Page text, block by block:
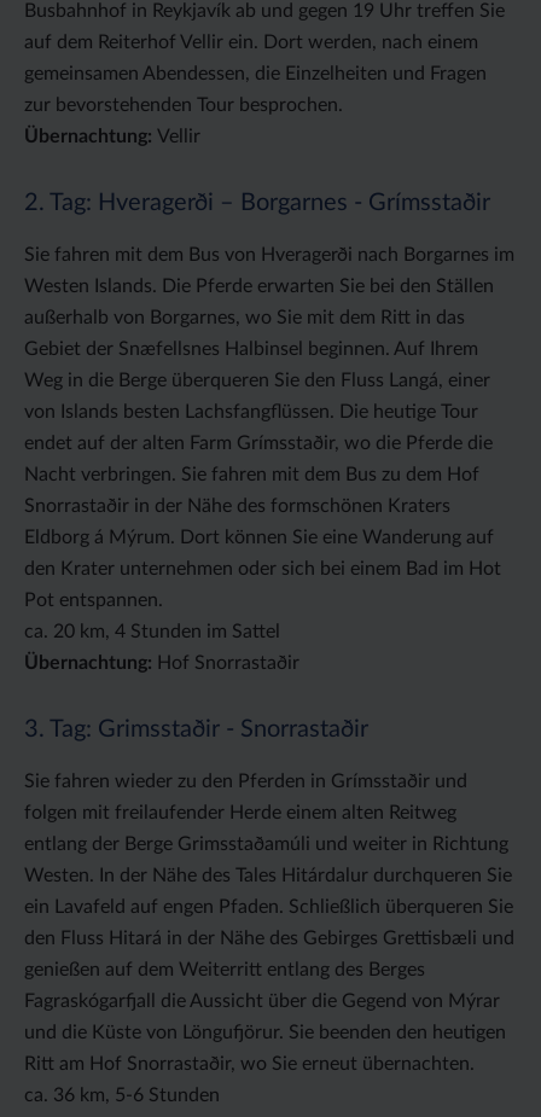
Busbahnhof in Reykjavík ab und gegen 19 Uhr treffen Sie
auf dem Reiterhof Vellir ein. Dort werden, nach einem
gemeinsamen Abendessen, die Einzelheiten und Fragen
zur bevorstehenden Tour besprochen.
Übernachtung: Vellir
2. Tag: Hveragerði – Borgarnes - Grímsstaðir
Sie fahren mit dem Bus von Hveragerði nach Borgarnes im
Westen Islands. Die Pferde erwarten Sie bei den Ställen
außerhalb von Borgarnes, wo Sie mit dem Ritt in das
Gebiet der Snæfellsnes Halbinsel beginnen. Auf Ihrem
Weg in die Berge überqueren Sie den Fluss Langá, einer
von Islands besten Lachsfangflüssen. Die heutige Tour
endet auf der alten Farm Grímsstaðir, wo die Pferde die
Nacht verbringen. Sie fahren mit dem Bus zu dem Hof
Snorrastaðir in der Nähe des formschönen Kraters
Eldborg á Mýrum. Dort können Sie eine Wanderung auf
den Krater unternehmen oder sich bei einem Bad im Hot
Pot entspannen.
ca. 20 km, 4 Stunden im Sattel
Übernachtung: Hof Snorrastaðir
3. Tag: Grimsstaðir - Snorrastaðir
Sie fahren wieder zu den Pferden in Grímsstaðir und
folgen mit freilaufender Herde einem alten Reitweg
entlang der Berge Grimsstaðamúli und weiter in Richtung
Westen. In der Nähe des Tales Hitárdalur durchqueren Sie
ein Lavafeld auf engen Pfaden. Schließlich überqueren Sie
den Fluss Hitará in der Nähe des Gebirges Grettisbæli und
genießen auf dem Weiterritt entlang des Berges
Fagraskógarfjall die Aussicht über die Gegend von Mýrar
und die Küste von Löngufjörur. Sie beenden den heutigen
Ritt am Hof Snorrastaðir, wo Sie erneut übernachten.
ca. 36 km, 5-6 Stunden